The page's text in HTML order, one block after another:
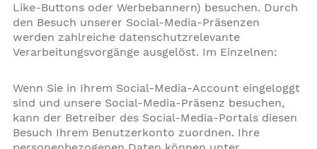
Like-Buttons oder Werbebannern) besuchen. Durch
den Besuch unserer Social-Media-Präsenzen
werden zahlreiche datenschutzrelevante
Verarbeitungsvorgänge ausgelöst. Im Einzelnen:
Wenn Sie in Ihrem Social-Media-Account eingeloggt
sind und unsere Social-Media-Präsenz besuchen,
kann der Betreiber des Social-Media-Portals diesen
Besuch Ihrem Benutzerkonto zuordnen. Ihre